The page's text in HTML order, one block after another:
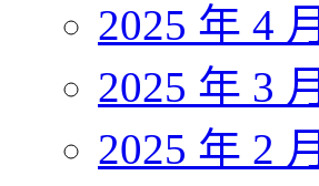
2025 年 4 月
2025 年 3 月
2025 年 2 月